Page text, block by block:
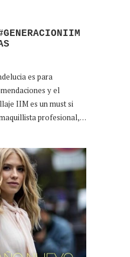
es para
y el
IIM es un must si
profesional,…